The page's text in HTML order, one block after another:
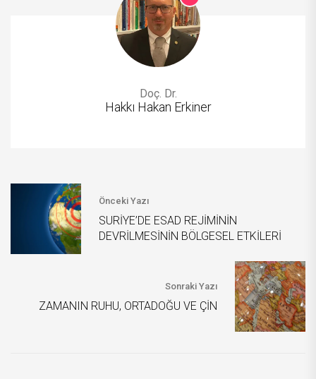
Doç. Dr.
Hakkı Hakan Erkiner
Önceki Yazı
SURİYE’DE ESAD REJİMİNİN
DEVRİLMESİNİN BÖLGESEL ETKİLERİ
Sonraki Yazı
ZAMANIN RUHU, ORTADOĞU VE ÇİN